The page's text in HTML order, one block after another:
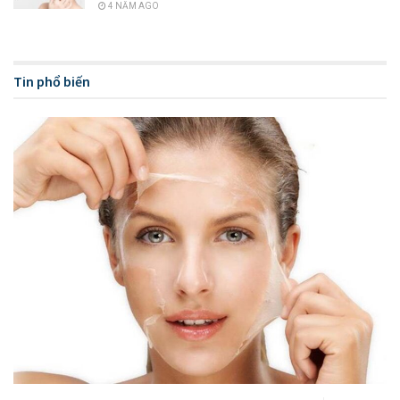
Ai nên bôi kem chống nắng?
3. Dùng kem chống nắng lúc nào
là tốt nhất?
Dùng kem chống nắng lúc nào? Dùng kem chống nắng lúc
nào là một trong số những câu hỏi được rất nhiều chị em
quan tâm khi họ bắt đầu thói quen sử dụng kem chống nắng.
4 NĂM AGO
Tin phổ biến